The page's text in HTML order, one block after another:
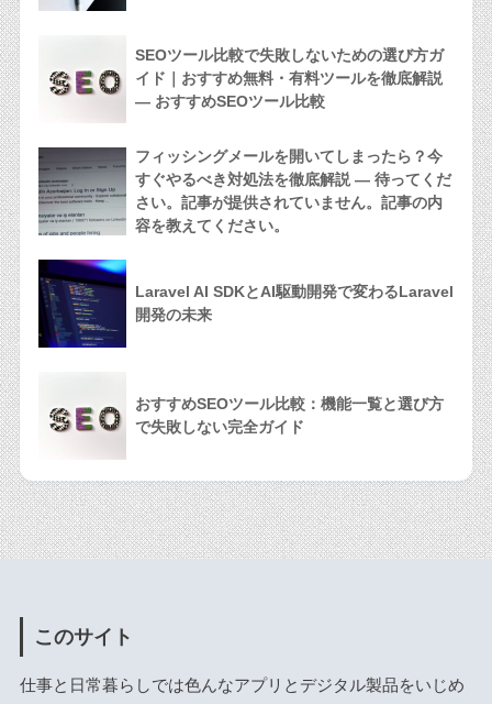
SEOツール比較で失敗しないための選び方ガ
イド｜おすすめ無料・有料ツールを徹底解説
— おすすめSEOツール比較
フィッシングメールを開いてしまったら？今
すぐやるべき対処法を徹底解説 — 待ってくだ
さい。記事が提供されていません。記事の内
容を教えてください。
Laravel AI SDKとAI駆動開発で変わるLaravel
開発の未来
おすすめSEOツール比較：機能一覧と選び方
で失敗しない完全ガイド
このサイト
仕事と日常暮らしでは色んなアプリとデジタル製品をいじめ